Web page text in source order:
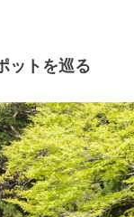
ットを巡る